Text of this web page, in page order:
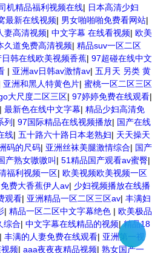
机精品福利视频在线| 日本高清少妇
最新在线视频| 男女啪啪啪免费看网站|
妻高清视频| 中文字幕 在线看视频| 欧美
久道免费高清视频| 精品suv一区二区
日韩在线欧美视频香蕉| 97超碰在线中文
| 亚洲av日韩av激情av| 五月天 另类 黄
亚洲和黑人特黄色片| 蜜桃一区二区三区
大尺度二区三区| 97婷婷免费在线观看|
| 最新色在线中文字幕| 精品少妇高清免
列 | 97国际精品在线视频播放| 国产在线
线| 五十路六十路日本老熟妇| 天天操天
码的尺码| 亚洲丝袜美腿激情综合| 国产
产熟女嗷嗷叫 | 51精品国产观看av蜜臀|
福利视频一区| 欧美视频欧美视频一区
免费大香蕉伊人av| 少妇视频播放在线播
观看| 亚洲精品一区二区三区av| 丰满妇
| 精品一区二区中文字幕绝色 | 欧美极品
综合| 中文字幕在线精品的视频|精品18
| 丰满的人妻免费在线观看| 亚洲第一视
频| aaa夜夜夜精品视频| 熟女国产一